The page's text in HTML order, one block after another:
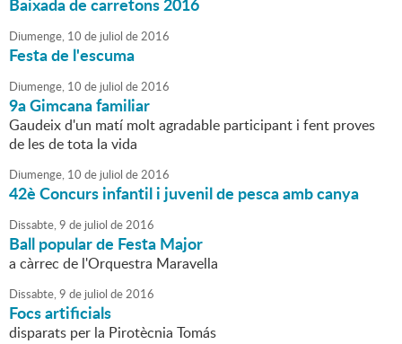
Baixada de carretons 2016
Diumenge, 10 de juliol de2016
Festa de l'escuma
Diumenge, 10 de juliol de2016
9a Gimcana familiar
Gaudeix d'un matí molt agradable participant i fent proves
de les de tota la vida
Diumenge, 10 de juliol de2016
42è Concurs infantil i juvenil de pesca amb canya
Dissabte,9 de juliol de2016
Ball popular de Festa Major
a càrrec de l'Orquestra Maravella
Dissabte,9 de juliol de2016
Focs artificials
disparats per la Pirotècnia Tomás